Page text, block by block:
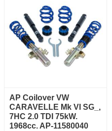
AP Coilover VW
CARAVELLE Mk VI SG_,
7HC 2.0 TDI 75kW.
1968cc. AP-11580040